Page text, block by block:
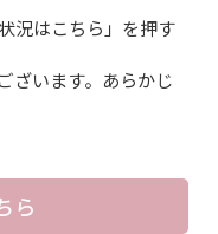
況はこちら」を押す
ざいます。あらかじ
ら